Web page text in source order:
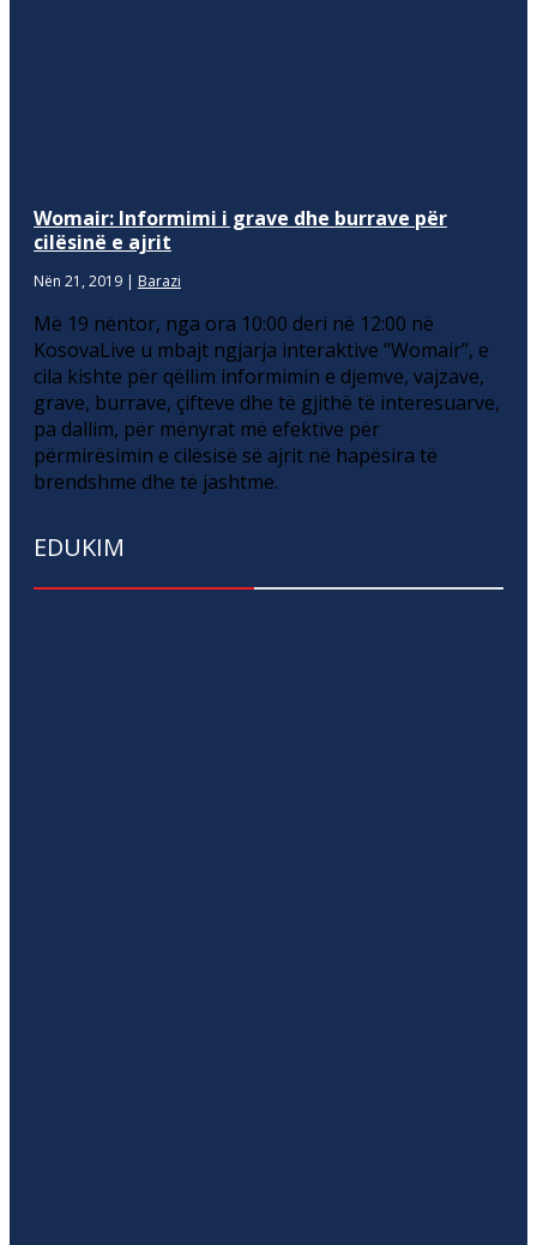
Womair: Informimi i grave dhe burrave për
cilësinë e ajrit
Nën 21, 2019 | Barazi
Më 19 nëntor, nga ora 10:00 deri në 12:00 në
KosovaLive u mbajt ngjarja interaktive “Womair”, e
cila kishte për qëllim informimin e djemve, vajzave,
grave, burrave, çifteve dhe të gjithë të interesuarve,
pa dallim, për mënyrat më efektive për
përmirësimin e cilësisë së ajrit në hapësira të
brendshme dhe të jashtme.
EDUKIM